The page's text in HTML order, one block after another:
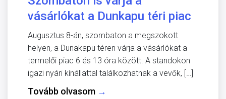
vásárlókat a Dunkapu téri piac
Augusztus 8-án, szombaton a megszokott
helyen, a Dunakapu téren várja a vásárlókat a
termelői piac 6 és 13 óra között. A standokon
igazi nyári kínállattal találkozhatnak a vevők, […]
Tovább olvasom →